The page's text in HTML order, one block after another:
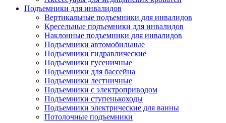
Подъемники для инвалидов
Вертикальные подъемники для инвалидов
Кресельные подъемники для инвалидов
Наклонные подъемники для инвалидов
Подъемники автомобильные
Подъемники гидравлические
Подъемники гусеничные
Подъемники для бассейна
Подъемники лестничные
Подъемники с электроприводом
Подъемники ступенькоходы
Подъемники электрические для ванны
Потолочные подъемники